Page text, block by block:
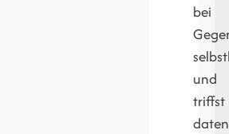
bei
und
triffst